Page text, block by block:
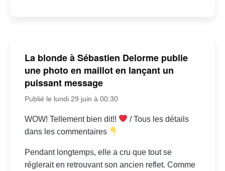
La blonde à Sébastien Delorme publie
une photo en maillot en lançant un
puissant message
Publié le lundi 29 juin à 00:30
WOW! Tellement bien dit!!
/ Tous les détails
dans les commentaires
Pendant longtemps, elle a cru que tout se
réglerait en retrouvant son ancien reflet. Comme